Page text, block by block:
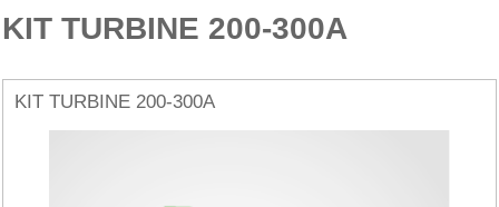
KIT TURBINE 200-300A
KIT TURBINE 200-300A